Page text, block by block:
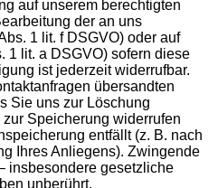
auf unserem berechtigten
der an uns
1 lit. f DSGVO) oder auf
1 lit. a DSGVO) sofern diese
ist jederzeit widerrufbar.
übersandten
Sie uns zur Löschung
Speicherung widerrufen
entfällt (z. B. nach
Ihres Anliegens). Zwingende
insbesondere gesetzliche
unberührt.